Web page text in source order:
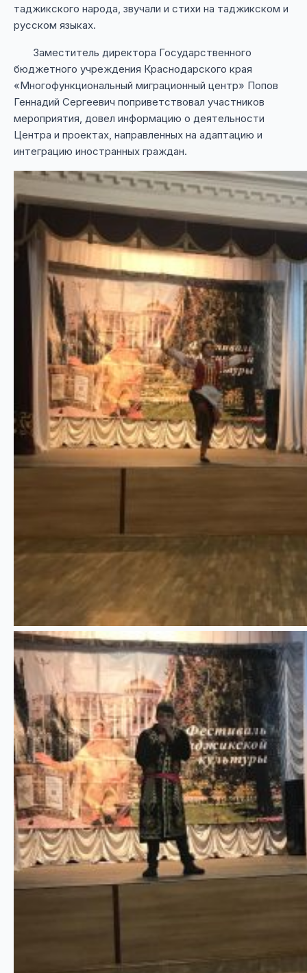
таджикского народа, звучали и стихи на таджикском и
русском языках.
Заместитель директора Государственного
бюджетного учреждения Краснодарского края
«Многофункциональный миграционный центр» Попов
Геннадий Сергеевич поприветствовал участников
мероприятия, довел информацию о деятельности
Центра и проектах, направленных на адаптацию и
интеграцию иностранных граждан.